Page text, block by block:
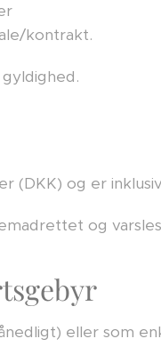
kontrakt.
(DKK) og er
og
eller som